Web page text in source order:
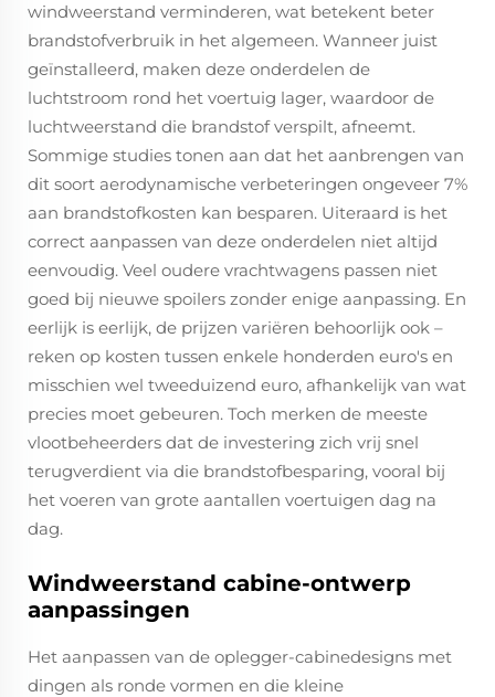
windweerstand verminderen, wat betekent beter
brandstofverbruik in het algemeen. Wanneer juist
geïnstalleerd, maken deze onderdelen de
luchtstroom rond het voertuig lager, waardoor de
luchtweerstand die brandstof verspilt, afneemt.
Sommige studies tonen aan dat het aanbrengen van
dit soort aerodynamische verbeteringen ongeveer 7%
aan brandstofkosten kan besparen. Uiteraard is het
correct aanpassen van deze onderdelen niet altijd
eenvoudig. Veel oudere vrachtwagens passen niet
goed bij nieuwe spoilers zonder enige aanpassing. En
eerlijk is eerlijk, de prijzen variëren behoorlijk ook –
reken op kosten tussen enkele honderden euro's en
misschien wel tweeduizend euro, afhankelijk van wat
precies moet gebeuren. Toch merken de meeste
vlootbeheerders dat de investering zich vrij snel
terugverdient via die brandstofbesparing, vooral bij
het voeren van grote aantallen voertuigen dag na
dag.
Windweerstand cabine-ontwerp
aanpassingen
Het aanpassen van de oplegger-cabinedesigns met
dingen als ronde vormen en die kleine